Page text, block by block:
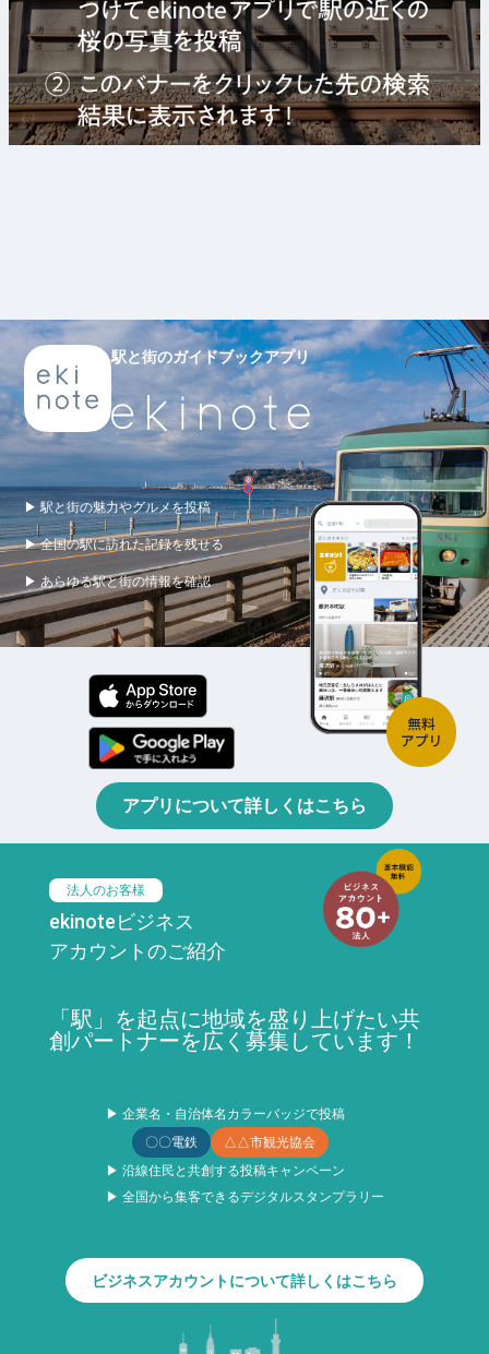
駅と街のガイドブックアプリ
▶ 駅と街の魅力やグルメを投稿
▶ 全国の駅に訪れた記録を残せる
▶ あらゆる駅と街の情報を確認
アプリについて詳しくはこちら
法人のお客様
ekinoteビジネス
アカウントのご紹介
「駅」を起点に地域を盛り上げたい共
創パートナーを広く募集しています！
▶ 企業名・自治体名カラーバッジで投稿
〇〇電鉄
△△市観光協会
▶ 沿線住民と共創する投稿キャンペーン
▶ 全国から集客できるデジタルスタンプラリー
ビジネスアカウントについて詳しくはこちら